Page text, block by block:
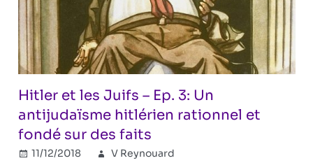
Hitler et les Juifs – Ep. 3: Un
antijudaïsme hitlérien rationnel et
fondé sur des faits
11/12/2018 V Reynouard